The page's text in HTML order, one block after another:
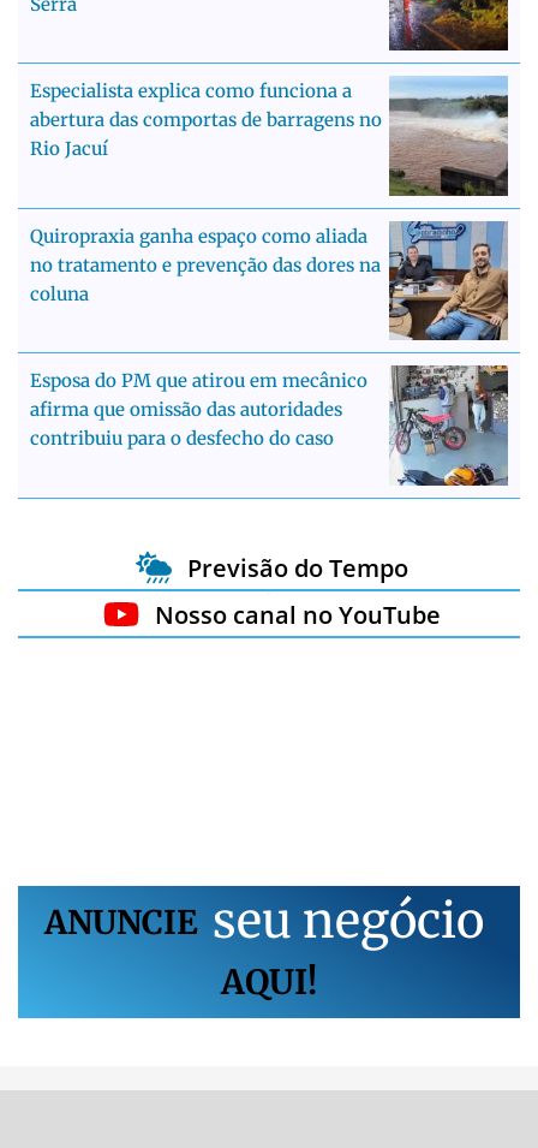
Especialista explica como funciona a
abertura das comportas de barragens no
Rio Jacuí
Quiropraxia ganha espaço como aliada
no tratamento e prevenção das dores na
coluna
Esposa do PM que atirou em mecânico
afirma que omissão das autoridades
contribuiu para o desfecho do caso
Previsão do Tempo
Nosso canal no YouTube
ANUNCIE seu negócio
AQUI!